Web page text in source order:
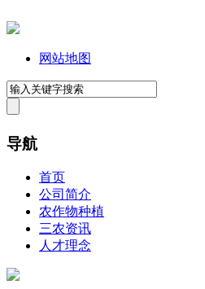
网站地图
导航
首页
公司简介
农作物种植
三农资讯
人才理念